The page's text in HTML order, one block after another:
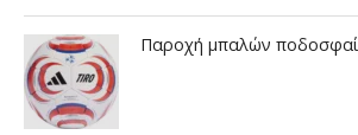
Παροχή μπαλών